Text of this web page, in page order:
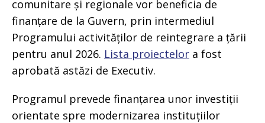
comunitare și regionale vor beneficia de
finanțare de la Guvern, prin intermediul
Programului activităților de reintegrare a țării
pentru anul 2026. Lista proiectelor a fost
aprobată astăzi de Executiv.
Programul prevede finanțarea unor investiții
orientate spre modernizarea instituțiilor